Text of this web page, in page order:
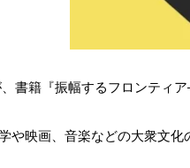
書籍『振幅するフロンティ
や映画、音楽などの大衆文